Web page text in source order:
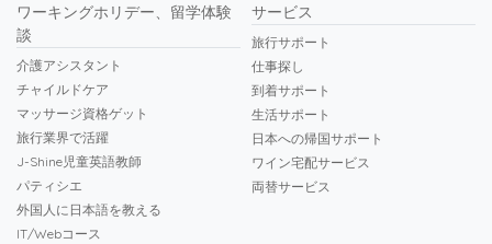
ワーキングホリデー、留学体験
談
介護アシスタント
チャイルドケア
マッサージ資格ゲット
旅行業界で活躍
J-Shine児童英語教師
パティシエ
外国人に日本語を教える
IT/Webコース
サービス
旅行サポート
仕事探し
到着サポート
生活サポート
日本への帰国サポート
ワイン宅配サービス
両替サービス